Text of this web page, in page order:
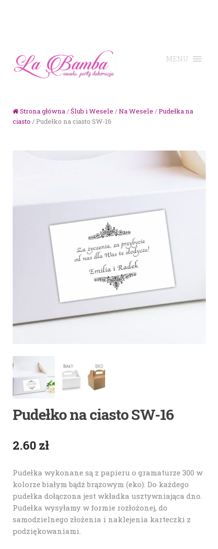
Strona główna/Ślub i Wesele /Na Wesele /Pudełka na
ciasto / Pudełko na ciasto SW-16
Pudełko na ciasto SW-16
2.60 zł
Pudełka wykonane są z papieru o gramaturze 300 w
kolorze białym bądź brązowym (eko). Do każdego
pudełka dołączona jest wkładka usztywniająca dno.
Pudełka wysyłamy w formie rozłożonej, do
samodzielnego złożenia i naklejenia karteczki z
podziękowaniami.